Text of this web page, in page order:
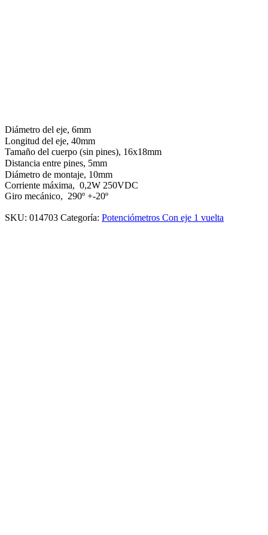
Diámetro del eje, 6mm
Longitud del eje, 40mm
Tamaño del cuerpo (sin pines), 16x18mm
Distancia entre pines, 5mm
Diámetro de montaje, 10mm
Corriente máxima, 0,2W 250VDC
Giro mecánico, 290º +-20º
SKU: 014703 Categoría: Potenciómetros Con eje 1 vuelta